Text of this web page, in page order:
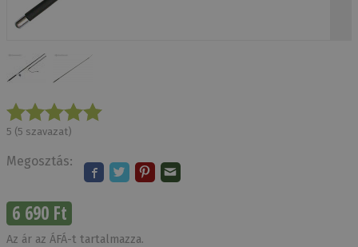
5 (5 szavazat)
Megosztás:
6 690 Ft
Az ár az ÁFÁ-t tartalmazza.